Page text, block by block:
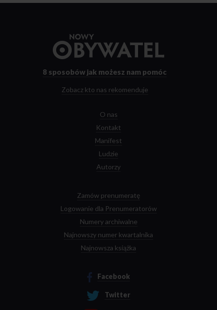
strony
8 sposobów jak możesz nam pomóc
Zobacz kto nas rekomenduje
O nas
Kontakt
Manifest
Ludzie
Autorzy
Zamów prenumeratę
Logowanie dla Prenumeratorów
Numery archiwalne
Najnowszy numer kwartalnika
Najnowsza książka
Facebook
Twitter